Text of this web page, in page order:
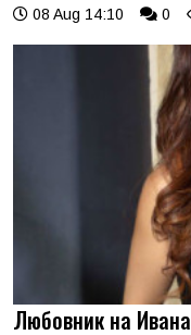
08 Aug 14:10 0
Любовник на